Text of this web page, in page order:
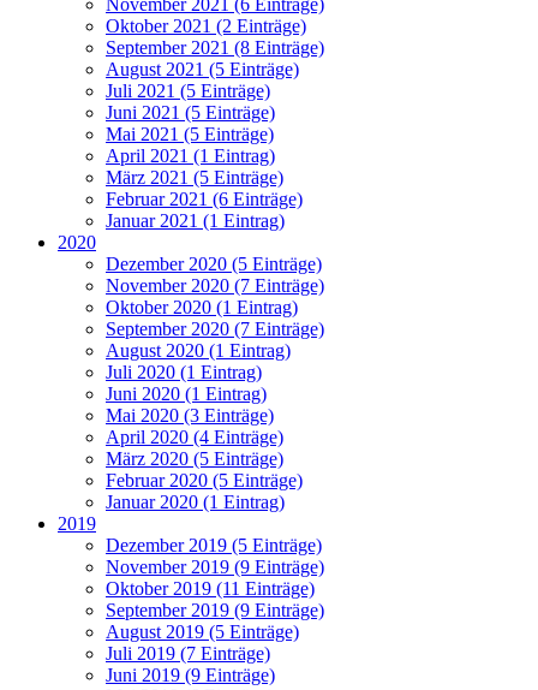
Oktober 2021 (2 Einträge)
September 2021 (8 Einträge)
August 2021 (5 Einträge)
Juli 2021 (5 Einträge)
Juni 2021 (5 Einträge)
Mai 2021 (5 Einträge)
April 2021 (1 Eintrag)
März 2021 (5 Einträge)
Februar 2021 (6 Einträge)
Januar 2021 (1 Eintrag)
2020
Dezember 2020 (5 Einträge)
November 2020 (7 Einträge)
Oktober 2020 (1 Eintrag)
September 2020 (7 Einträge)
August 2020 (1 Eintrag)
Juli 2020 (1 Eintrag)
Juni 2020 (1 Eintrag)
Mai 2020 (3 Einträge)
April 2020 (4 Einträge)
März 2020 (5 Einträge)
Februar 2020 (5 Einträge)
Januar 2020 (1 Eintrag)
2019
Dezember 2019 (5 Einträge)
November 2019 (9 Einträge)
Oktober 2019 (11 Einträge)
September 2019 (9 Einträge)
August 2019 (5 Einträge)
Juli 2019 (7 Einträge)
Juni 2019 (9 Einträge)